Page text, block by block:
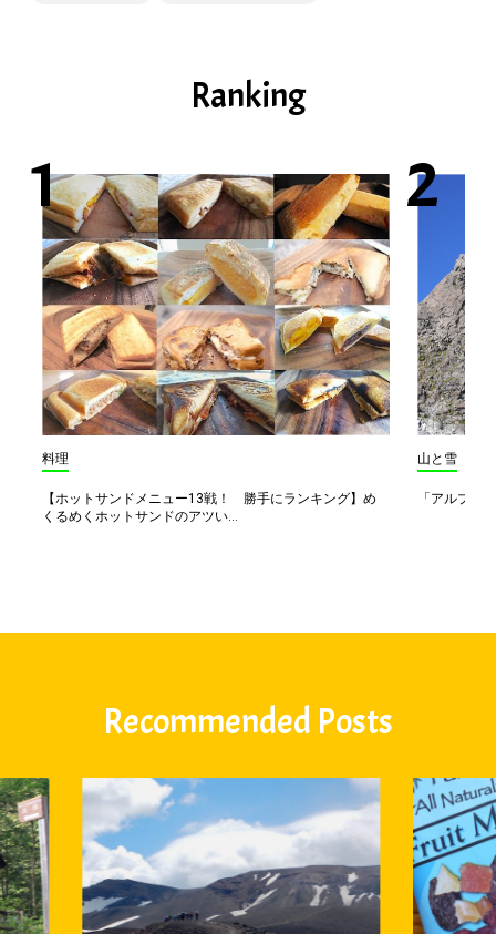
Ranking
料理
【ホットサンドメニュー13戦！ 勝手にランキング】め
くるめくホットサンドのアツい...
山と雪
「アルプス
Recommended Posts